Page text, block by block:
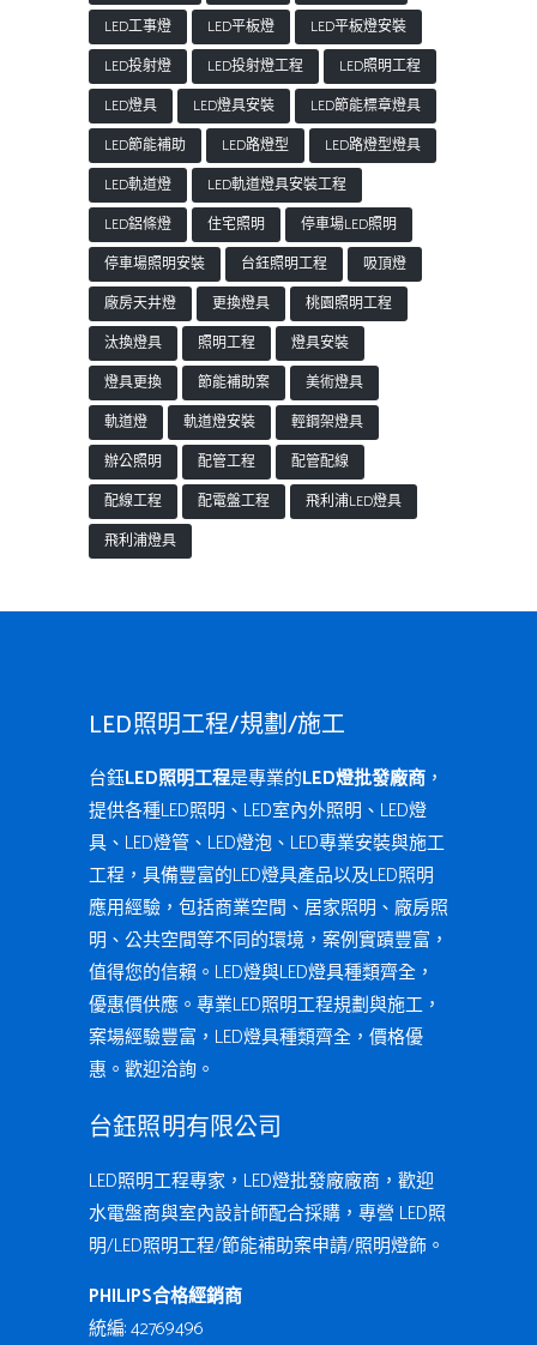
LED工事燈
LED平板燈
LED平板燈安裝
LED投射燈
LED投射燈工程
LED照明工程
LED燈具
LED燈具安裝
LED節能標章燈具
LED節能補助
LED路燈型
LED路燈型燈具
LED軌道燈
LED軌道燈具安裝工程
LED鋁條燈
住宅照明
停車場LED照明
停車場照明安裝
台鈺照明工程
吸頂燈
廠房天井燈
更換燈具
桃園照明工程
汰換燈具
照明工程
燈具安裝
燈具更換
節能補助案
美術燈具
軌道燈
軌道燈安裝
輕鋼架燈具
辦公照明
配管工程
配管配線
配線工程
配電盤工程
飛利浦LED燈具
飛利浦燈具
LED照明工程/規劃/施工
台鈺LED照明工程是專業的LED燈批發廠商 ，
提供各種LED照明、LED室內外照明、LED燈
具、LED燈管、LED燈泡、LED專業安裝與施工
工程，具備豐富的LED燈具產品以及LED照明
應用經驗，包括商業空間、居家照明、廠房照
明、公共空間等不同的環境，案例實蹟豐富，
值得您的信賴。LED燈與LED燈具種類齊全，
優惠價供應。專業LED照明工程規劃與施工，
案場經驗豐富，LED燈具種類齊全，價格優
惠。歡迎洽詢。
台鈺照明有限公司
LED照明工程專家，LED燈批發廠廠商，歡迎
水電盤商與室內設計師配合採購，專營 LED照
明/LED照明工程/節能補助案申請/照明燈飾。
PHILIPS合格經銷商
統編: 42769496